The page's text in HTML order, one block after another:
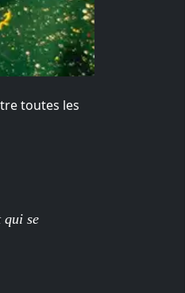
toutes les
qui se